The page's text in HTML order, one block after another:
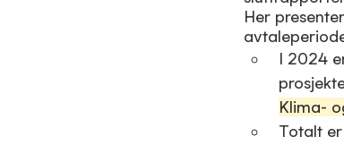
Her
I 2024
Klima-
Totalt